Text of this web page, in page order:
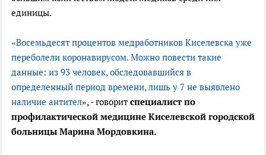
единицы.
«Восемьдесят процентов медработников Киселевска уже
переболели коронавирусом. Можно повести такие
данные: из 93 человек, обследовавшийся в
определенный период времени, лишь у 7 не выявлено
наличие антител», - говорит специалист по
профилактической медицине Киселевской городской
больницы Марина Мордовкина.